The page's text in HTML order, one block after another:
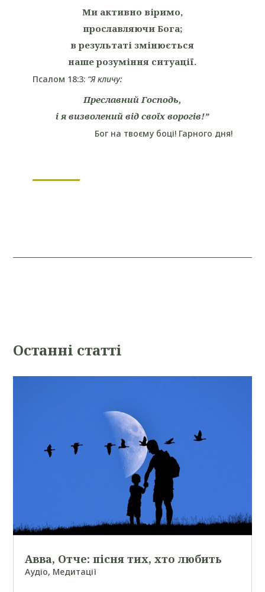
Ми активно віримо,
прославляючи Бога;
в результаті змінюється
наше розуміння ситуації.
Псалом 18:3: “Я кличу:
Преславний Господь,
і я визволений від своїх ворогів!”
Бог на твоєму боці! Гарного дня!
Oстанні статті
Авва, Отче: пісня тих, хто любить
Аудіо, Медитації